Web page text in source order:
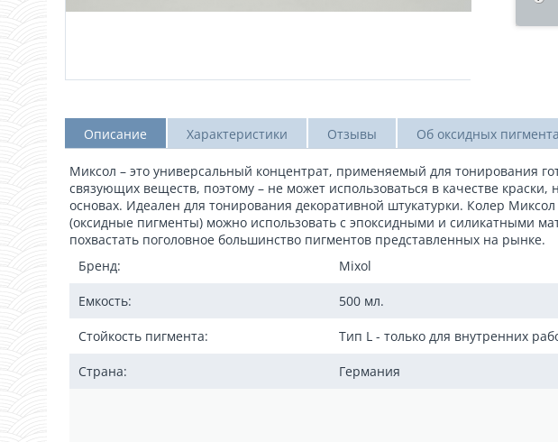
Описание Характеристики Отзывы Об оксидных
Миксол – это универсальный концентрат, применяемый для тонирования
связующих веществ, поэтому – не может использоваться в качестве
основах. Идеален для тонирования декоративной штукатурки. Колер
(оксидные пигменты) можно использовать с эпоксидными и силикатными
похвастать поголовное большинство пигментов представленных на рынке.
Бренд:
Mixol
Емкость: 500 мл.
Стойкость пигмента: Тип L - только для внутренних
Страна: Германия